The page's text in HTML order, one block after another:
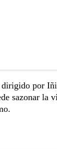
por
sazonar la